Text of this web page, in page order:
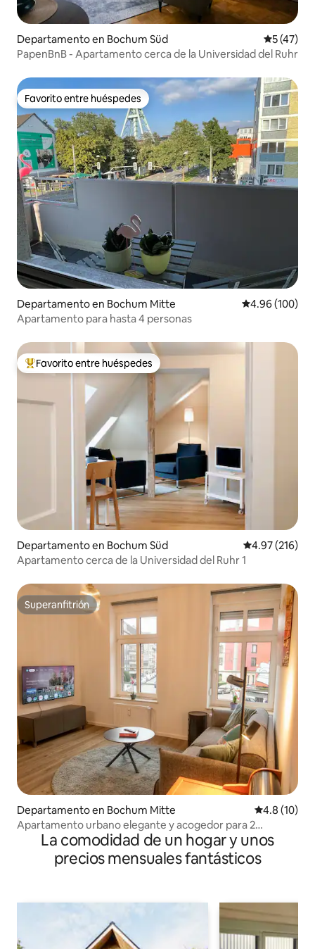
Departamento en Bochum Süd
5 (47)
PapenBnB - Apartamento cerca de la Universidad del Ruhr
Favorito entre huéspedes
Favorito entre huéspedes
Departamento en Bochum Mitte Calificación
4.96 (100)
Apartamento para hasta 4 personas
De los mejores en Favorito entre huéspedes
Favorito entre huéspedes
Departamento en Bochum Süd Calificación
4.97 (216)
Apartamento cerca de la Universidad del Ruhr 1
Superanfitrión
Superanfitrión
Departamento en Bochum Mitte Calificación
4.8 (10)
Apartamento urbano elegante y acogedor para 2
personas, STÜH4.2a
La comodidad de un hogar y unos
precios mensuales fantásticos